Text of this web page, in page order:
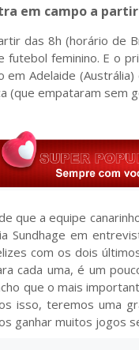
em campo a
das 8h (horário de
futebol feminino. E o
em Adelaide
(que empataram sem
que a equipe
Sundhage em
com os dois
cada uma, é um
que o mais
isso, teremos uma
ganhar muitos jogos